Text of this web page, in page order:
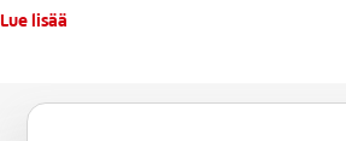
Lue lisää